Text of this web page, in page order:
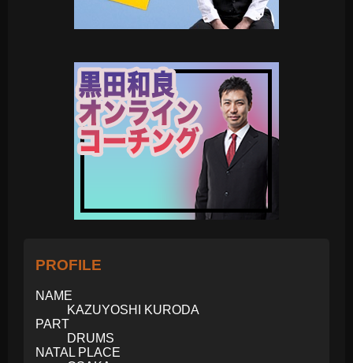
PROFILE
NAME
KAZUYOSHI KURODA
PART
DRUMS
NATAL PLACE